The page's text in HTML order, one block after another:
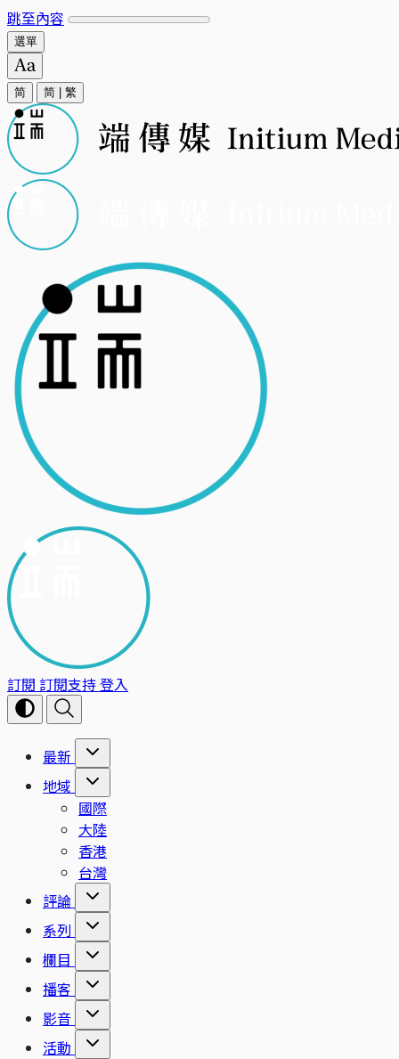
跳至內容
選單
简 简 繁
訂閱 訂閱支持登入
最新
地域
國際
大陸
香港
台灣
評論
系列
欄目
播客
影音
活動